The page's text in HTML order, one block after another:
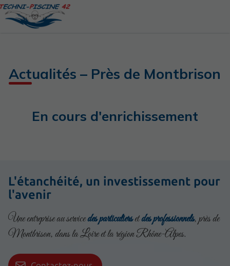
Actualités – Près de Montbrison
En cours d'enrichissement
L'étanchéité, un investissement pour
l'avenir
Une entreprise au servicedes particuliersetdes professionnels, près de
Montbrison, dans la Loire et la région Rhône-Alpes.